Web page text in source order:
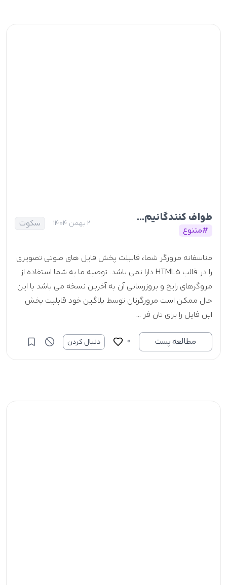
طواف کنندگانیم...
#متنوع
2 بهمن 1404 سکوت
متاسفانه مرورگر شما، قابیلت پخش فایل های صوتی تصویری
را در قالب HTML5 دارا نمی باشد. توصیه ما به شما استفاده از
مروگرهای رایج و بروزرسانی آن به آخرین نسخه می باشد با این
حال ممکن است مرورگرتان توسط پلاگین خود قابلیت پخش
این فایل را برای تان فر ...
مطالعه پست
0 دنبال کردن